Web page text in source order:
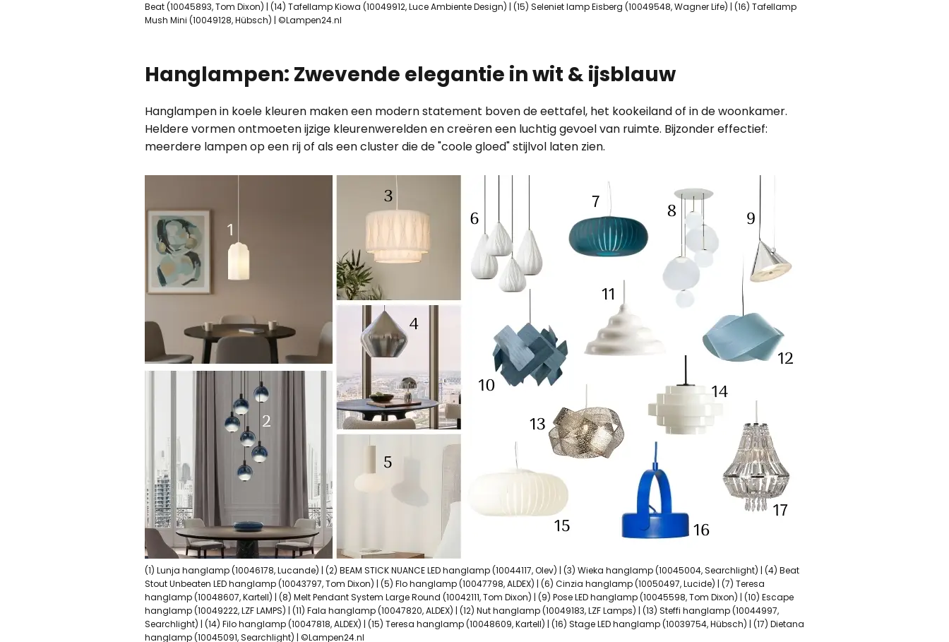
Beat (10045893, Tom Dixon) | (14) Tafellamp Kiowa (10049912, Luce Ambiente Design) | (15) Seleniet lamp Eisberg (10049548, Wagner Life) | (16) Tafellamp
Mush Mini (10049128, Hübsch) | ©Lampen24.nl
Hanglampen: Zwevende elegantie in wit & ijsblauw
Hanglampen in koele kleuren maken een modern statement boven de eettafel, het kookeiland of in de woonkamer.
Heldere vormen ontmoeten ijzige kleurenwerelden en creëren een luchtig gevoel van ruimte. Bijzonder effectief:
meerdere lampen op een rij of als een cluster die de "coole gloed" stijlvol laten zien.
(1) Lunja hanglamp (10046178, Lucande) | (2) BEAM STICK NUANCE LED hanglamp (10044117, Olev) | (3) Wieka hanglamp (10045004, Searchlight) | (4) Beat
Stout Unbeaten LED hanglamp (10043797, Tom Dixon) | (5) Flo hanglamp (10047798, ALDEX) | (6) Cinzia hanglamp (10050497, Lucide) | (7) Teresa
hanglamp (10048607, Kartell) | (8) Melt Pendant System Large Round (10042111, Tom Dixon) | (9) Pose LED hanglamp (10045598, Tom Dixon) | (10) Escape
hanglamp (10049222, LZF LAMPS) | (11) Fala hanglamp (10047820, ALDEX) | (12) Nut hanglamp (10049183, LZF Lamps) | (13) Steffi hanglamp (10044997,
Searchlight) | (14) Filo hanglamp (10047818, ALDEX) | (15) Teresa hanglamp (10048609, Kartell) | (16) Stage LED hanglamp (10039754, Hübsch) | (17) Dietana
hanglamp (10045091, Searchlight) | ©Lampen24.nl